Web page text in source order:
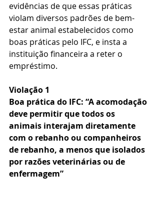
evidências de que essas práticas
violam diversos padrões de bem-
estar animal estabelecidos como
boas práticas pelo IFC, e insta a
instituição financeira a reter o
empréstimo.
Violação 1
Boa prática do IFC: “A acomodação
deve permitir que todos os
animais interajam diretamente
com o rebanho ou companheiros
de rebanho, a menos que isolados
por razões veterinárias ou de
enfermagem”